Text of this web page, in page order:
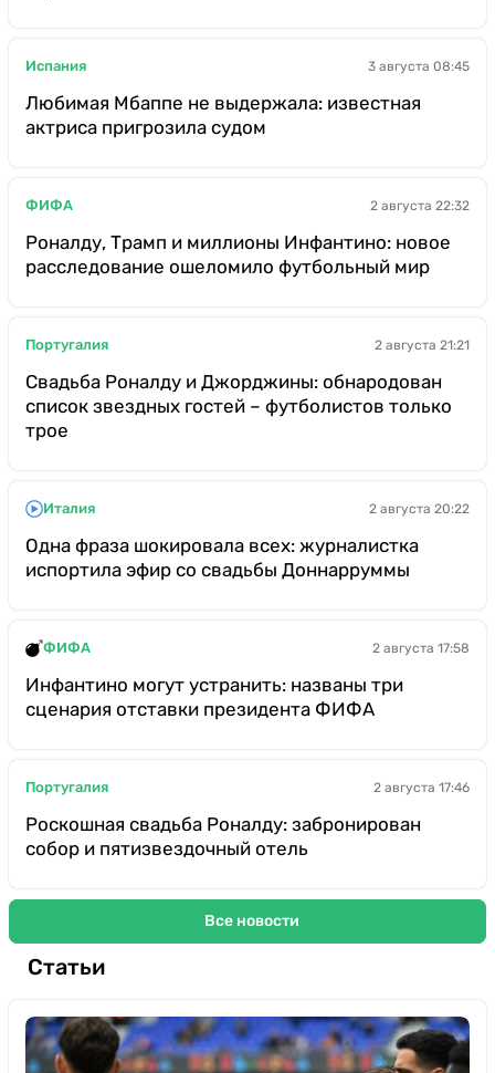
Испания 3 августа 08:45
Любимая Мбаппе не выдержала: известная
актриса пригрозила судом
ФИФА 2 августа 22:32
Роналду, Трамп и миллионы Инфантино: новое
расследование ошеломило футбольный мир
Португалия 2 августа 21:21
Свадьба Роналду и Джорджины: обнародован
список звездных гостей – футболистов только
трое
Италия 2 августа 20:22
Одна фраза шокировала всех: журналистка
испортила эфир со свадьбы Доннарруммы
ФИФА 2 августа 17:58
Инфантино могут устранить: названы три
сценария отставки президента ФИФА
Португалия 2 августа 17:46
Роскошная свадьба Роналду: забронирован
собор и пятизвездочный отель
Все новости
Статьи